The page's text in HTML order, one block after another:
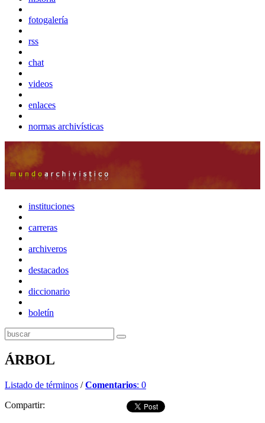
fotogalería
rss
chat
videos
enlaces
normas archivísticas
instituciones
carreras
archiveros
destacados
diccionario
boletín
ÁRBOL
Listado de términos /Comentarios: 0
Compartir: